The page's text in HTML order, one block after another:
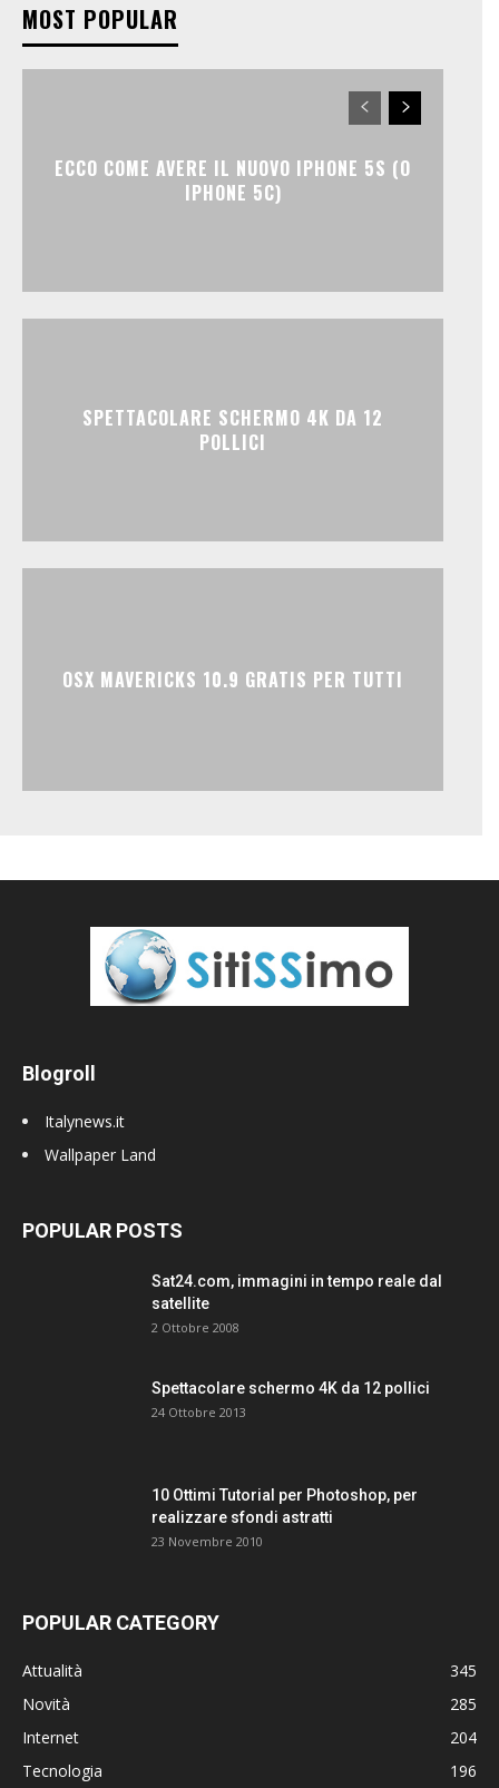
MOST POPULAR
ECCO COME AVERE IL NUOVO IPHONE 5S (O
IPHONE 5C)
SPETTACOLARE SCHERMO 4K DA 12
POLLICI
OSX MAVERICKS 10.9 GRATIS PER TUTTI
Blogroll
Italynews.it
Wallpaper Land
POPULAR POSTS
Sat24.com, immagini in tempo reale dal
satellite
2 Ottobre 2008
Spettacolare schermo 4K da 12 pollici
24 Ottobre 2013
10 Ottimi Tutorial per Photoshop, per
realizzare sfondi astratti
23 Novembre 2010
POPULAR CATEGORY
Attualità
345
Novità
285
Internet
204
Tecnologia
196